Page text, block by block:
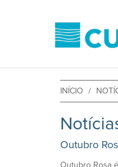
INÍCIO
Outubro
Outubro Rosa